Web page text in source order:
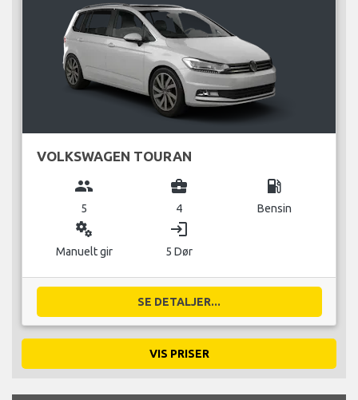
VOLKSWAGEN TOURAN
group
5
business_center
4
local_gas_station
Bensin
miscellaneous_services
Manuelt gir
login
5 Dør
SE DETALJER...
VIS PRISER